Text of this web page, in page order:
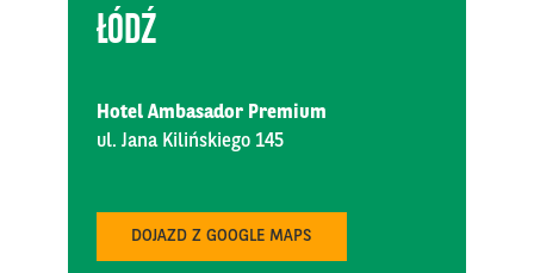
ŁÓDŹ
Hotel Ambasador Premium
ul. Jana Kilińskiego 145
DOJAZD Z GOOGLE MAPS
MAJ